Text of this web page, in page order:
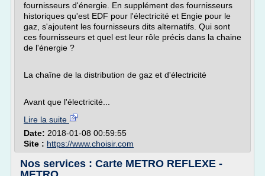
fournisseurs d'énergie. En supplément des fournisseurs
historiques qu'est EDF pour l'électricité et Engie pour le
gaz, s'ajoutent les fournisseurs dits alternatifs. Qui sont
ces fournisseurs et quel est leur rôle précis dans la chaine
de l'énergie ?
La chaîne de la distribution de gaz et d'électricité
Avant que l'électricité...
Lire la suite
Date: 2018-01-08 00:59:55
Site : https://www.choisir.com
Nos services : Carte METRO REFLEXE -